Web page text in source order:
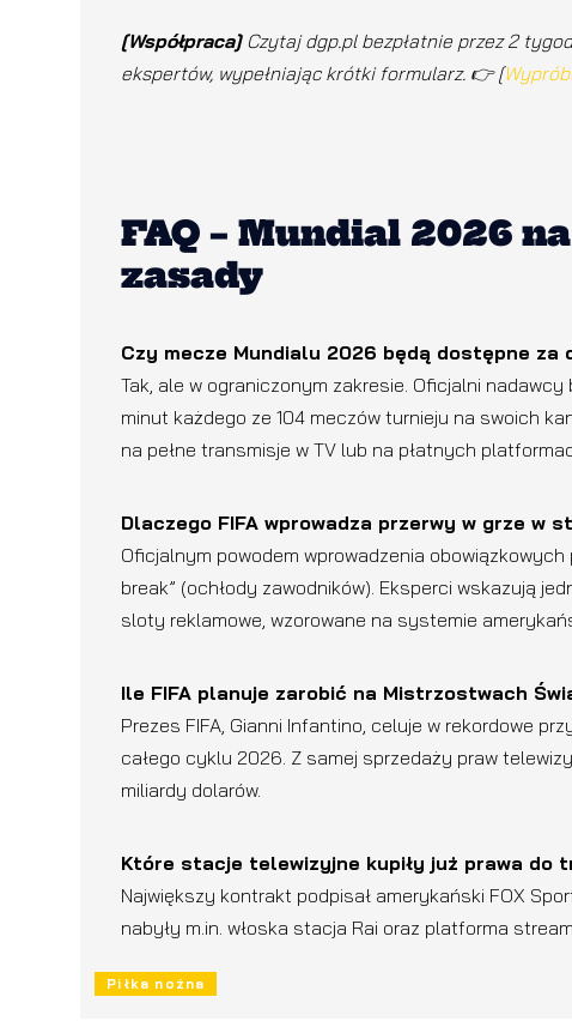
[Współpraca]Czytaj dgp.pl bezpłatnie przez 2
ekspertów, wypełniając krótki formularz. 👉 [
FAQ – Mundial 2026
zasady
Czy mecze Mundialu 2026 będą dostępne za
Tak, ale w ograniczonym zakresie. Oficjalni
minut każdego ze 104 meczów turnieju na swoich
na pełne transmisje w TV lub na płatnych
Dlaczego FIFA wprowadza przerwy w grze w
Oficjalnym powodem wprowadzenia
break” (ochłody zawodników). Eksperci wskazują
sloty reklamowe, wzorowane na systemie
Ile FIFA planuje zarobić na Mistrzostwach
Prezes FIFA, Gianni Infantino, celuje w rekordowe
całego cyklu 2026. Z samej sprzedaży praw
miliardy dolarów.
Które stacje telewizyjne kupiły już prawa do
Największy kontrakt podpisał amerykański FOX
nabyły m.in. włoska stacja Rai oraz platforma
Piłka nożna